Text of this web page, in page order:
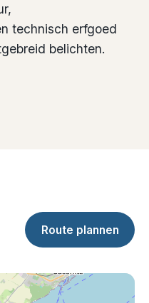
technisch erfgoed
belichten.
Route plannen